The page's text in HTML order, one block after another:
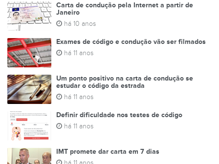
Carta de condução pela Internet a partir de
Janeiro
há 10 anos
Exames de código e condução vão ser filmados
há 11 anos
Um ponto positivo na carta de condução se
estudar o código da estrada
há 11 anos
Definir dificuldade nos testes de código
há 11 anos
IMT promete dar carta em 7 dias